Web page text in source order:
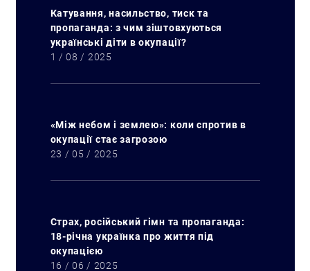
Катування, насильство, тиск та
пропаганда: з чим зіштовхуються
українські діти в окупації?
1 / 08 / 2025
«Між небом і землею»: коли спротив в
окупації стає загрозою
23 / 05 / 2025
Страх, російський гімн та пропаганда:
18-річна українка про життя під
окупацією
16 / 06 / 2025